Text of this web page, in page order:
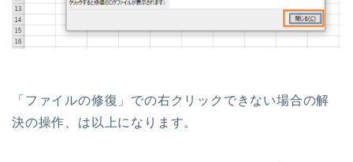
「ファイルの修復」での右クリックできない場合の解
決の操作、は以上になります。